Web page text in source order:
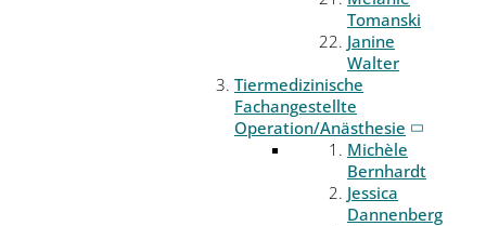
Tomanski
Janine
Walter
Tiermedizinische
Fachangestellte
Operation/Anästhesie
Michèle
Bernhardt
Jessica
Dannenberg